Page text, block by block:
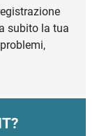
subito la tua